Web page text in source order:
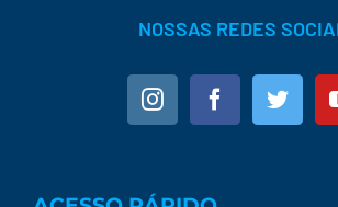
NOSSAS REDES